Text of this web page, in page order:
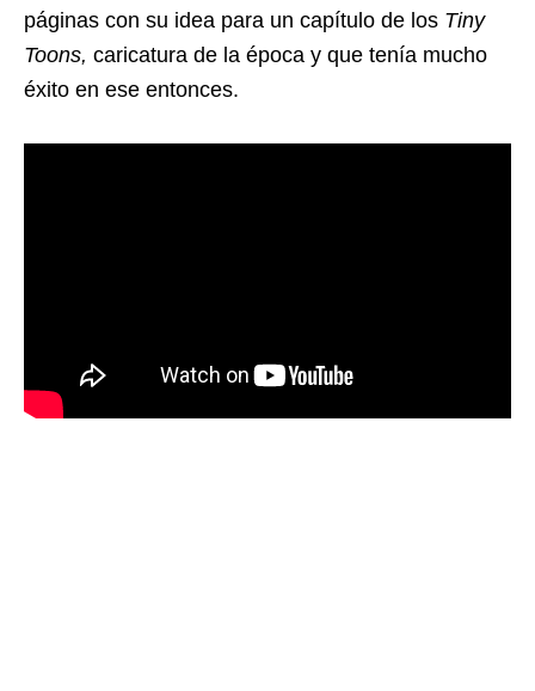
páginas con su idea para un capítulo de los Tiny
Toons, caricatura de la época y que tenía mucho
éxito en ese entonces.